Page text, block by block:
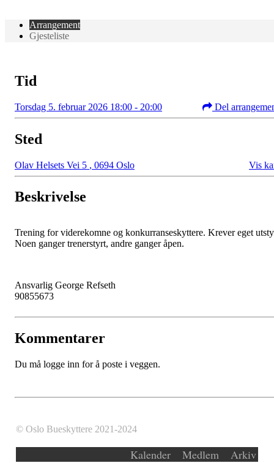
Arrangement
Gjesteliste
Tid
Torsdag 5. februar 2026 18:00 - 20:00 Del
Sted
Olav Helsets Vei 5 , 0694 Oslo Vis
Beskrivelse
Trening for viderekomne og konkurranseskyttere. Krever eget
Noen ganger trenerstyrt, andre ganger åpen.
Ansvarlig George Refseth
90855673
Kommentarer
Du må logge inn for å poste i veggen.
© Oslo Bueskyttere 2021-2024
Kalender Medlem Arkiv